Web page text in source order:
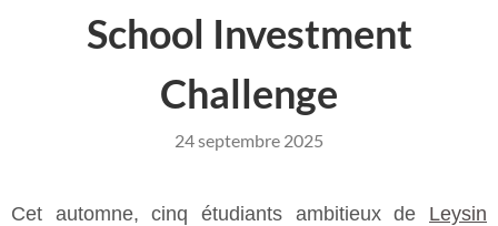
School Investment
Challenge
24 septembre 2025
Cet automne, cinq étudiants ambitieux de Leysin